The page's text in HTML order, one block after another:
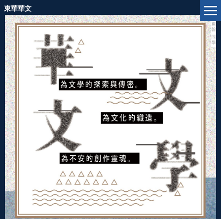
跳
到
主
要
內
容
區
東華華文